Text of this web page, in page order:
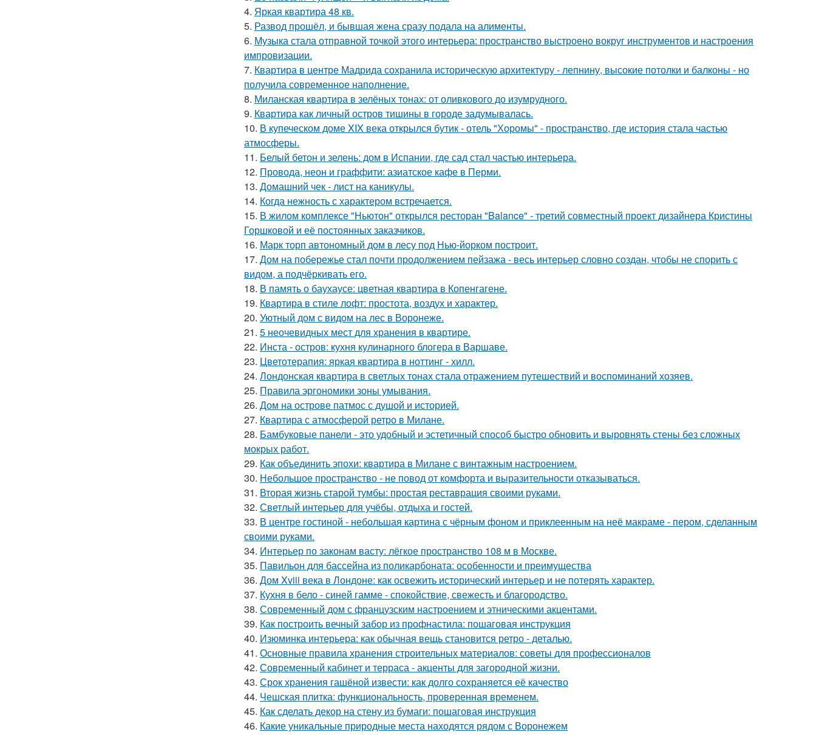
4. Яркая квартира 48 кв.
5. Развод прошёл, и бывшая жена сразу подала на алименты.
6. Музыка стала отправной точкой этого интерьера: пространство выстроено вокруг инструментов и настроения
импровизации.
7. Квартира в центре Мадрида сохранила историческую архитектуру - лепнину, высокие потолки и балконы - но
получила современное наполнение.
8. Миланская квартира в зелёных тонах: от оливкового до изумрудного.
9. Квартира как личный остров тишины в городе задумывалась.
10. В купеческом доме XIX века открылся бутик - отель "Хоромы" - пространство, где история стала частью
атмосферы.
11. Белый бетон и зелень: дом в Испании, где сад стал частью интерьера.
12. Провода, неон и граффити: азиатское кафе в Перми.
13. Домашний чек - лист на каникулы.
14. Когда нежность с характером встречается.
15. В жилом комплексе "Ньютон" открылся ресторан "Balance" - третий совместный проект дизайнера Кристины
Горшковой и её постоянных заказчиков.
16. Марк торп автономный дом в лесу под Нью-йорком построит.
17. Дом на побережье стал почти продолжением пейзажа - весь интерьер словно создан, чтобы не спорить с
видом, а подчёркивать его.
18. В память о баухаусе: цветная квартира в Копенгагене.
19. Квартира в стиле лофт: простота, воздух и характер.
20. Уютный дом с видом на лес в Воронеже.
21. 5 неочевидных мест для хранения в квартире.
22. Инста - остров: кухня кулинарного блогера в Варшаве.
23. Цветотерапия: яркая квартира в ноттинг - хилл.
24. Лондонская квартира в светлых тонах стала отражением путешествий и воспоминаний хозяев.
25. Правила эргономики зоны умывания.
26. Дом на острове патмос с душой и историей.
27. Квартира с атмосферой ретро в Милане.
28. Бамбуковые панели - это удобный и эстетичный способ быстро обновить и выровнять стены без сложных
мокрых работ.
29. Как объединить эпохи: квартира в Милане с винтажным настроением.
30. Небольшое пространство - не повод от комфорта и выразительности отказываться.
31. Вторая жизнь старой тумбы: простая реставрация своими руками.
32. Светлый интерьер для учёбы, отдыха и гостей.
33. В центре гостиной - небольшая картина с чёрным фоном и приклеенным на неё макраме - пером, сделанным
своими руками.
34. Интерьер по законам васту: лёгкое пространство 108 м в Москве.
35. Павильон для бассейна из поликарбоната: особенности и преимущества
36. Дом Xviii века в Лондоне: как освежить исторический интерьер и не потерять характер.
37. Кухня в бело - синей гамме - спокойствие, свежесть и благородство.
38. Современный дом с французским настроением и этническими акцентами.
39. Как построить вечный забор из профнастила: пошаговая инструкция
40. Изюминка интерьера: как обычная вещь становится ретро - деталью.
41. Основные правила хранения строительных материалов: советы для профессионалов
42. Современный кабинет и терраса - акценты для загородной жизни.
43. Срок хранения гашёной извести: как долго сохраняется её качество
44. Чешская плитка: функциональность, проверенная временем.
45. Как сделать декор на стену из бумаги: пошаговая инструкция
46. Какие уникальные природные места находятся рядом с Воронежем